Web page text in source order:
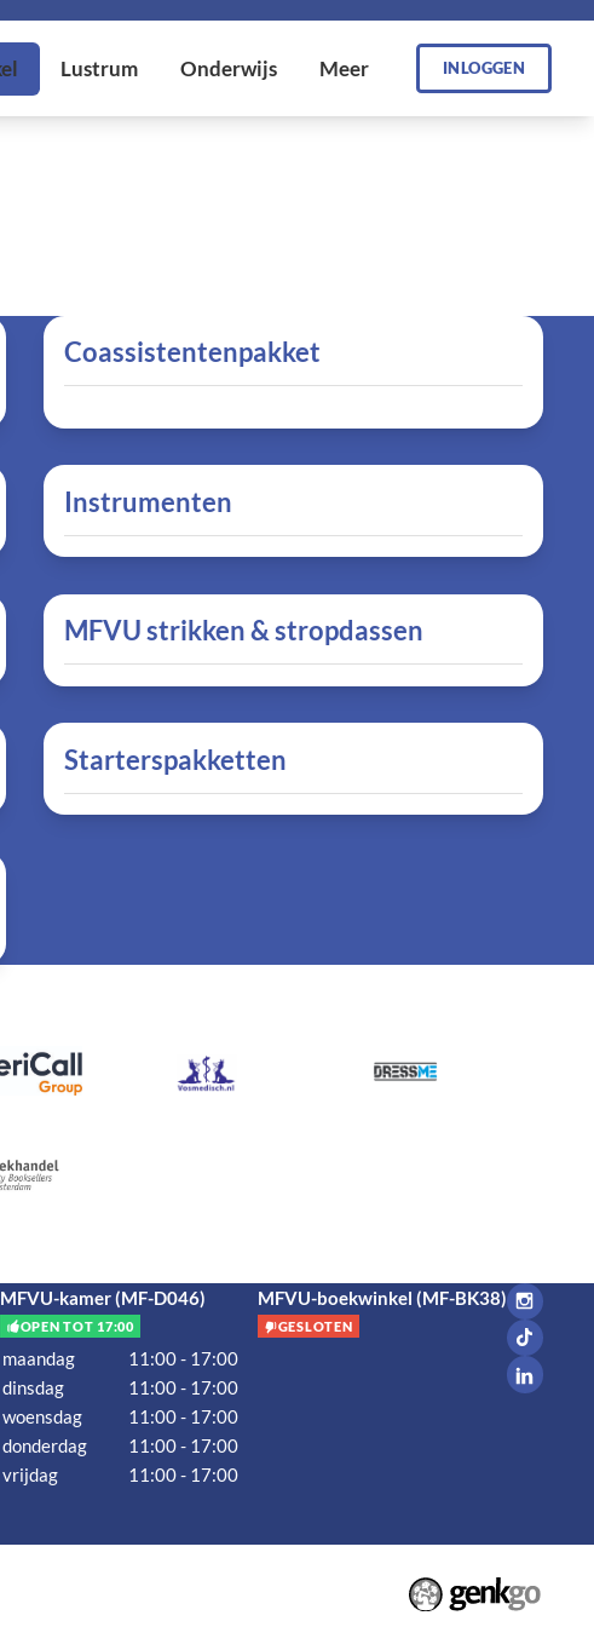
INLOGGEN
Coassistentenpakket
Instrumenten
MFVU strikken & stropdassen
Starterspakketten
MFVU-kamer (MF-D046)
OPEN TOT 17:00
maandag
11:00 - 17:00
dinsdag
11:00 - 17:00
woensdag
11:00 - 17:00
donderdag
11:00 - 17:00
vrijdag
11:00 - 17:00
MFVU-boekwinkel (MF-BK38)
GESLOTEN